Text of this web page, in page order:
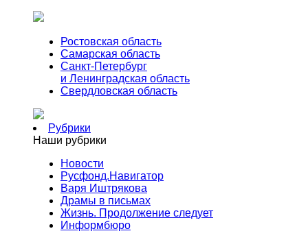
Ростовская область
Самарская область
Санкт-Петербург
и Ленинградская область
Свердловская область
Рубрики
Наши рубрики
Новости
Русфонд.Навигатор
Варя Иштрякова
Драмы в письмах
Жизнь. Продолжение следует
Информбюро